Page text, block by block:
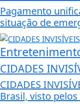
Pagamento
situação de
CIDADES
CIDADES
Brasil, visto